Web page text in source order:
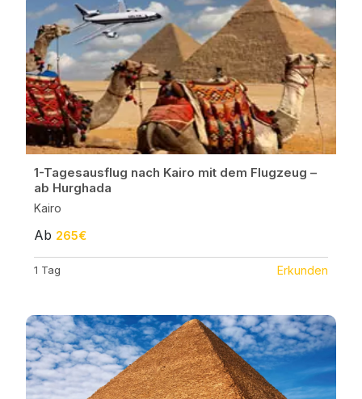
1-Tagesausflug nach Kairo mit dem Flugzeug –
ab Hurghada
Kairo
Ab 265€
1 Tag Erkunden